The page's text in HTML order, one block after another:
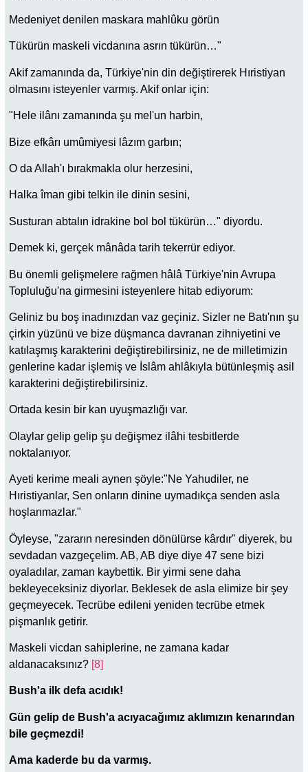
Medeniyet denilen maskara mahlûku görün
Tükürün maskeli vicdanına asrın tükürün…"
Akif zamanında da, Türkiye'nin din değiştirerek Hıristiyan
olmasını isteyenler varmış. Akif onlar için:
"Hele ilânı zamanında şu mel'un harbin,
Bize efkârı umûmiyesi lâzım garbın;
O da Allah'ı bırakmakla olur herzesini,
Halka îman gibi telkin ile dinin sesini,
Susturan abtalın idrakine bol bol tükürün…" diyordu.
Demek ki, gerçek mânâda tarih tekerrür ediyor.
Bu önemli gelişmelere rağmen hâlâ Türkiye'nin Avrupa
Topluluğu'na girmesini isteyenlere hitab ediyorum:
Geliniz bu boş inadınızdan vaz geçiniz. Sizler ne Batı'nın şu
çirkin yüzünü ve bize düşmanca davranan zihniyetini ve
katılaşmış karakterini değiştirebilirsiniz, ne de milletimizin
genlerine kadar işlemiş ve İslâm ahlâkıyla bütünleşmiş asil
karakterini değiştirebilirsiniz.
Ortada kesin bir kan uyuşmazlığı var.
Olaylar gelip gelip şu değişmez ilâhi tesbitlerde
noktalanıyor.
Ayeti kerime meali aynen şöyle:"Ne Yahudiler, ne
Hıristiyanlar, Sen onların dinine uymadıkça senden asla
hoşlanmazlar."
Öyleyse, "zararın neresinden dönülürse kârdır" diyerek, bu
sevdadan vazgeçelim. AB, AB diye diye 47 sene bizi
oyaladılar, zaman kaybettik. Bir yirmi sene daha
bekleyeceksiniz diyorlar. Beklesek de asla elimize bir şey
geçmeyecek. Tecrübe edileni yeniden tecrübe etmek
pişmanlık getirir.
Maskeli vicdan sahiplerine, ne zamana kadar
aldanacaksınız? [8]
Bush'a ilk defa acıdık!
Gün gelip de Bush'a acıyacağımız aklımızın kenarından
bile geçmezdi!
Ama kaderde bu da varmış.